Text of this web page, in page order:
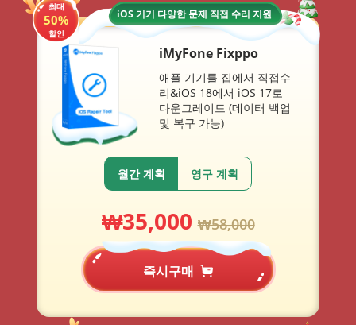
최대
50%
할인
iOS 기기 다양한 문제 직접 수리 지원
iMyFone Fixppo
애플 기기를 집에서 직접수
리&iOS 18에서 iOS 17로
다운그레이드 (데이터 백업
및 복구 가능)
월간 계획 영구 계획
₩35,000 ₩58,000
즉시구매